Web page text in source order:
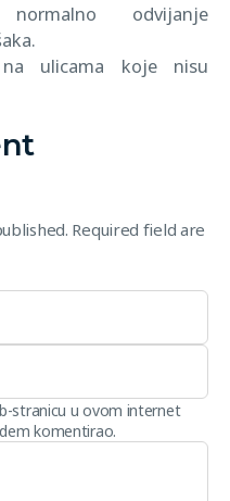
odvijanje
ulicama koje nisu
Required field are
stranicu u ovom internet
komentirao.